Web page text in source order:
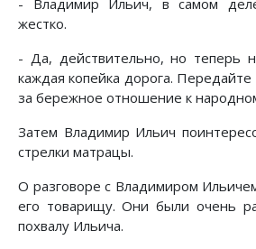
жестко.
- Да, действительно, но теперь
каждая копейка дорога.
за бережное отношение к
Затем Владимир Ильич
стрелки матрацы.
О разговоре с Владимиром
его товарищу. Они были очень
похвалу Ильича.